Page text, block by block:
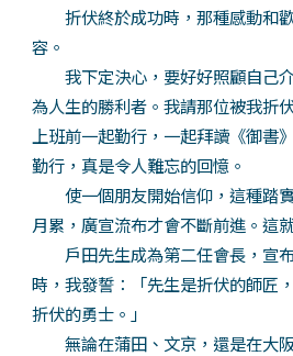
折伏終於成功時，那種感動和
容。
我下定決心，要好好照顧自己
為人生的勝利者。我請那位被我折
上班前一起勤行，一起拜讀《御書
勤行，真是令人難忘的回憶。
使一個朋友開始信仰，這種踏
月累，廣宣流布才會不斷前進。這
戶田先生成為第二任會長，宣
時，我發誓：「先生是折伏的師匠
折伏的勇士。」
無論在蒲田、文京，還是在大